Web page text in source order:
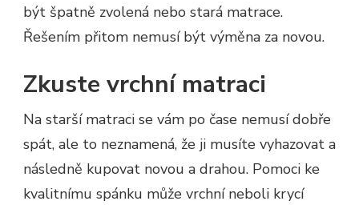
být špatně zvolená nebo stará matrace.
Řešením přitom nemusí být výměna za novou.
Zkuste vrchní matraci
Na starší matraci se vám po čase nemusí dobře
spát, ale to neznamená, že ji musíte vyhazovat a
následně kupovat novou a drahou. Pomoci ke
kvalitnímu spánku může vrchní neboli krycí